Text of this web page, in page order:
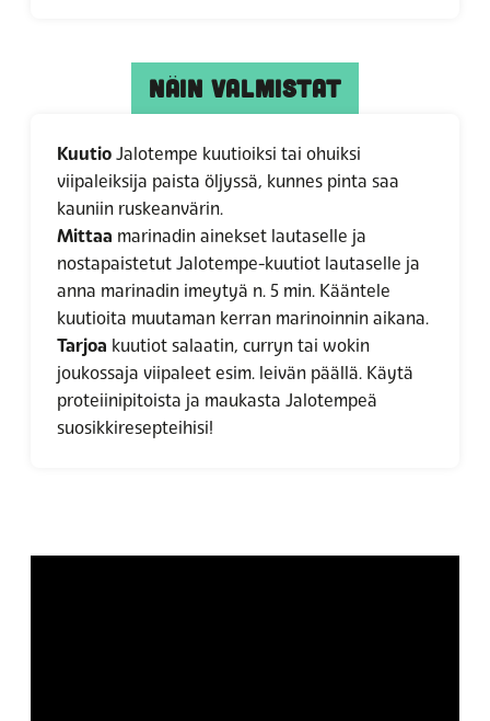
NÄIN VALMISTAT
Kuutio Jalotempe kuutioiksi tai ohuiksi
viipaleiksija paista öljyssä, kunnes pinta saa
kauniin ruskeanvärin.
Mittaa marinadin ainekset lautaselle ja
nostapaistetut Jalotempe-kuutiot lautaselle ja
anna marinadin imeytyä n. 5 min. Kääntele
kuutioita muutaman kerran marinoinnin aikana.
Tarjoa kuutiot salaatin, curryn tai wokin
joukossaja viipaleet esim. leivän päällä. Käytä
proteiinipitoista ja maukasta Jalotempeä
suosikkiresepteihisi!